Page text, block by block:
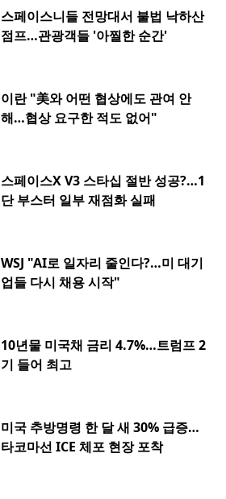
스페이스니들 전망대서 불법 낙하산
점프…관광객들 '아찔한 순간'
이란 "美와 어떤 협상에도 관여 안
해…협상 요구한 적도 없어"
스페이스X V3 스타십 절반 성공?…1
단 부스터 일부 재점화 실패
WSJ "AI로 일자리 줄인다?…미 대기
업들 다시 채용 시작"
10년물 미국채 금리 4.7%…트럼프 2
기 들어 최고
미국 추방명령 한 달 새 30% 급증…
타코마선 ICE 체포 현장 포착